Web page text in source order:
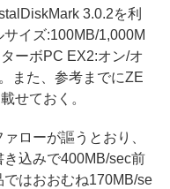
3.0.2を利
イズ:100MB/1,000M
ーボPC EX2:オン/オ
また、参考までにZE
せておく。
ローが謳うとおり、
込みで400MB/sec前
はおおむね170MB/se